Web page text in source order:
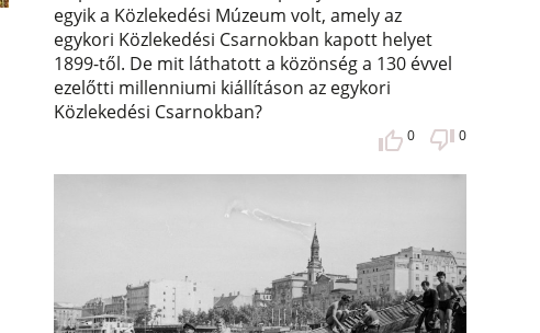
egyik a Közlekedési Múzeum volt, amely az
egykori Közlekedési Csarnokban kapott helyet
1899-től. De mit láthatott a közönség a 130 évvel
ezelőtti millenniumi kiállításon az egykori
Közlekedési Csarnokban?
0 0